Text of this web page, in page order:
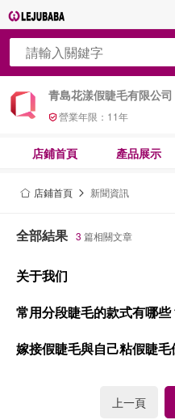
青島花漾假睫毛有限公司
營業年限： 11年
店鋪首頁 產品展示
店鋪首頁 新聞資訊
全部結果 3 篇相關文章
关于我们
常用分段睫毛的款式有哪些
嫁接假睫毛與自己粘假睫
上一頁